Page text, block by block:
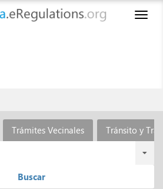
Trámites Vecinales Tránsito y
Buscar